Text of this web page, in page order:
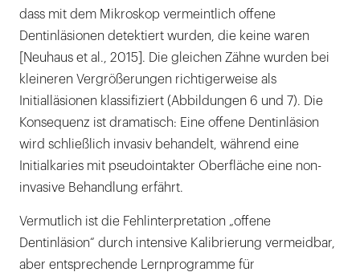
dass mit dem Mikroskop vermeintlich offene
Dentinläsionen detektiert wurden, die keine waren
[Neuhaus et al., 2015]. Die gleichen Zähne wurden bei
kleineren Vergrößerungen richtigerweise als
Initialläsionen klassifiziert (Abbildungen 6 und 7). Die
Konsequenz ist dramatisch: Eine offene Dentinläsion
wird schließlich invasiv behandelt, während eine
Initialkaries mit pseudointakter Oberfläche eine non-
invasive Behandlung erfährt.
Vermutlich ist die Fehlinterpretation „offene
Dentinläsion“ durch intensive Kalibrierung vermeidbar,
aber entsprechende Lernprogramme für